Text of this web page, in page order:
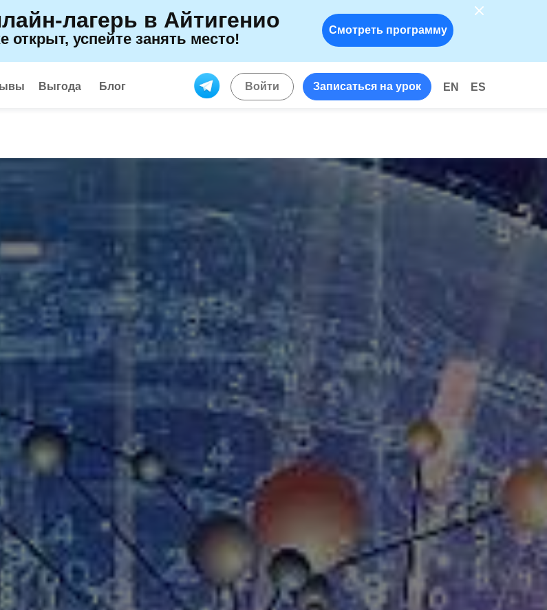
Смотреть программу
лагерь в Айтигенио
открыт, успейте занять место!
Войти EN
Записаться на урок
Блог
Выгода ES